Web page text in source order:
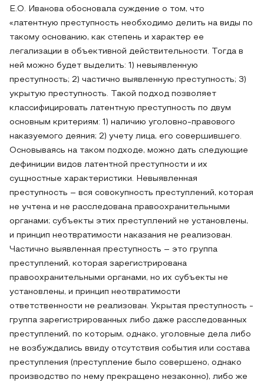
Е.О. Иванова обосновала суждение о том, что
«латентную преступность необходимо делить на виды по
такому основанию, как степень и характер ее
легализации в объективной действительности. Тогда в
ней можно будет выделить: 1) невыявленную
преступность; 2) частично выявленную преступность; 3)
укрытую преступность. Такой подход позволяет
классифицировать латентную преступность по двум
основным критериям: 1) наличию уголовно-правового
наказуемого деяния; 2) учету лица, его совершившего.
Основываясь на таком подходе, можно дать следующие
дефиниции видов латентной преступности и их
сущностные характеристики. Невыявленная
преступность – вся совокупность преступлений, которая
не учтена и не расследована правоохранительными
органами; субъекты этих преступлений не установлены,
и принцип неотвратимости наказания не реализован.
Частично выявленная преступность – это группа
преступлений, которая зарегистрирована
правоохранительными органами, но их субъекты не
установлены, и принцип неотвратимости
ответственности не реализован. Укрытая преступность -
группа зарегистрированных либо даже расследованных
преступлений, по которым, однако, уголовные дела либо
не возбуждались ввиду отсутствия события или состава
преступления (преступление было совершено, однако
производство по нему прекращено незаконно), либо же